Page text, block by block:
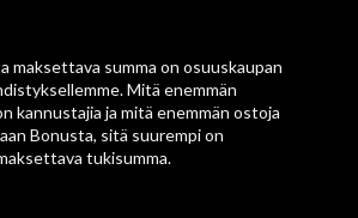
maksettava summa on osuuskaupan
Mitä enemmän
kannustajia ja mitä enemmän ostoja
Bonusta, sitä suurempi on
tukisumma.